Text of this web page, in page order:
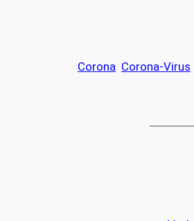
Corona Corona-Virus